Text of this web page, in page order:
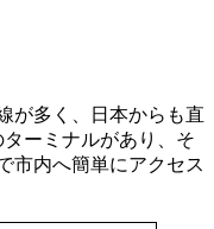
が多く、日本からも直
ーミナルがあり、そ
市内へ簡単にアクセス